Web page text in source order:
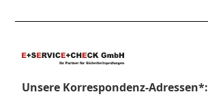
Unsere Korrespondenz-Adressen*: